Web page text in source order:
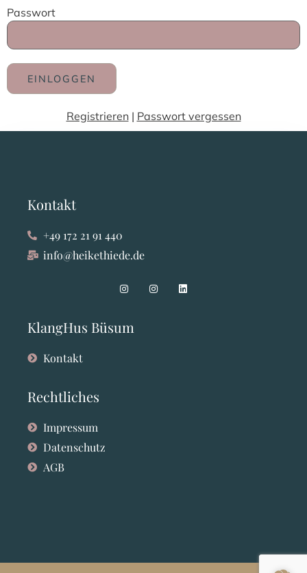
Passwort
Registrieren| Passwort vergessen
Kontakt
+49 172 21 91 440
info@heikethiede.de
KlangHus Büsum
Kontakt
Rechtliches
Impressum
Datenschutz
AGB